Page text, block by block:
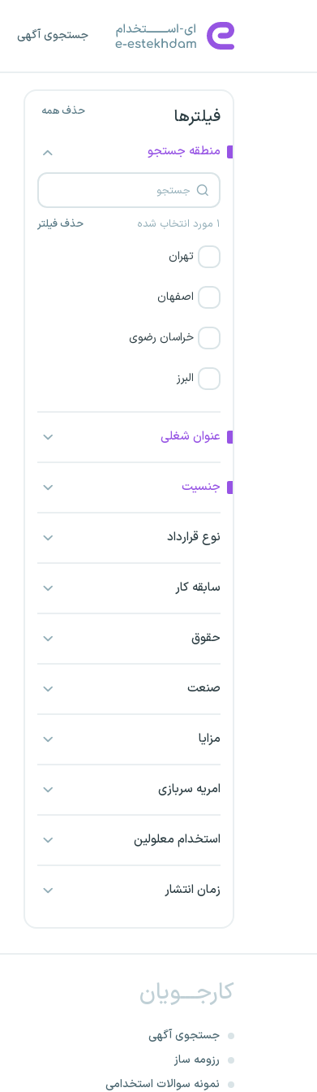
جستجوی آگهی
فیلترها حذف همه
منطقه جستجو
۱ مورد انتخاب شده حذف فیلتر
تهران
اصفهان
خراسان رضوی
البرز
اراک
اردبیل
بندرعباس
خراسان شمالی
خرم آباد
خوزستان
عنوان شغلی
جنسیت
نوع قرارداد
سابقه کار
حقوق
صنعت
مزایا
امریه سربازی
استخدام معلولین
زمان انتشار
کارجـــویان
جستجوی آگهی
رزومه ساز
نمونه سوالات استخدامی